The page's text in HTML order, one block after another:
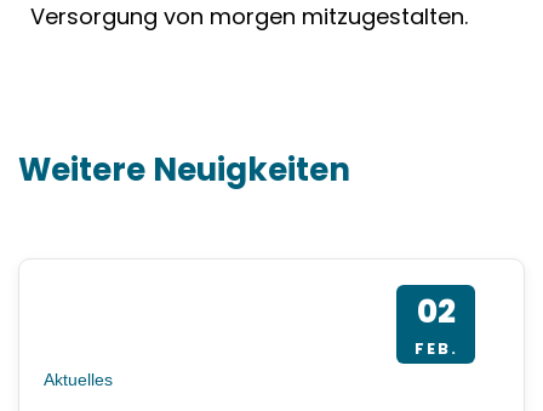
Versorgung von morgen mitzugestalten.
Weitere Neuigkeiten
02
FEB.
Aktuelles